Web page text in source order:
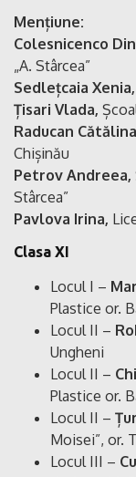
Mențiune:
Colesnicenco
„A. Stârcea”
Sedlețcaia Xenia,
Țisari Vlada,
Raducan
Chișinău
Petrov Andreea,
Stârcea”
Pavlova Irina,
Clasa XI
Locul I –
Plastice or.
Locul II –
Ungheni
Locul II –
Plastice or.
Locul II –
Moisei”, or.
Locul III –